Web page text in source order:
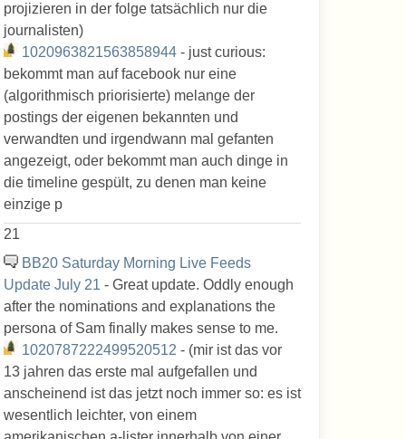
projizieren in der folge tatsächlich nur die
journalisten)
1020963821563858944- just curious:
bekommt man auf facebook nur eine
(algorithmisch priorisierte) melange der
postings der eigenen bekannten und
verwandten und irgendwann mal gefanten
angezeigt, oder bekommt man auch dinge in
die timeline gespült, zu denen man keine
einzige p
21
BB20 Saturday Morning Live Feeds
Update July 21 - Great update. Oddly enough
after the nominations and explanations the
persona of Sam finally makes sense to me.
1020787222499520512 - (mir ist das vor
13 jahren das erste mal aufgefallen und
anscheinend ist das jetzt noch immer so: es ist
wesentlich leichter, von einem